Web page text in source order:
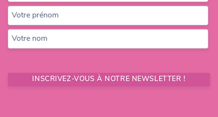
Votre prénom
Votre nom
INSCRIVEZ-VOUS À NOTRE NEWSLETTER !